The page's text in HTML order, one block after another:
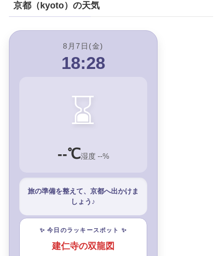
京都（kyoto）の天気
8月7日(金)
18:28
⌛
--℃湿度 --%
旅の準備を整えて、京都へ出かけま
しょう♪
✨ 今日のラッキースポット ✨
建仁寺の双龍図